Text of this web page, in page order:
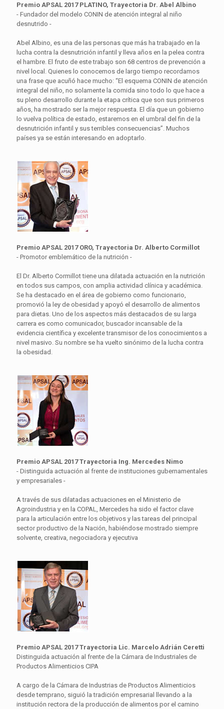
Premio APSAL 2017 PLATINO, Trayectoria Dr. Abel Albino
- Fundador del modelo CONIN de atención integral al niño
desnutrido -
Abel Albino, es una de las personas que más ha trabajado en la
lucha contra la desnutrición infantil y lleva años en la pelea contra
el hambre. El fruto de este trabajo son 68 centros de prevención a
nivel local. Quienes lo conocemos de largo tiempo recordamos
una frase que acuñó hace mucho: “El esquema CONIN de atención
integral del niño, no solamente la comida sino todo lo que hace a
su pleno desarrollo durante la etapa crítica que son sus primeros
años, ha mostrado ser la mejor respuesta. El día que un gobierno
lo vuelva política de estado, estaremos en el umbral del fin de la
desnutrición infantil y sus terribles consecuencias”. Muchos
países ya se están interesando en adoptarlo.
Premio APSAL 2017 ORO, Trayectoria Dr. Alberto Cormillot
- Promotor emblemático de la nutrición -
El Dr. Alberto Cormillot tiene una dilatada actuación en la nutrición
en todos sus campos, con amplia actividad clínica y académica.
Se ha destacado en el área de gobierno como funcionario,
promovió la ley de obesidad y apoyó el desarrollo de alimentos
para dietas. Uno de los aspectos más destacados de su larga
carrera es como comunicador, buscador incansable de la
evidencia científica y excelente transmisor de los conocimientos a
nivel masivo. Su nombre se ha vuelto sinónimo de la lucha contra
la obesidad.
Premio APSAL 2017 Trayectoria Ing. Mercedes Nimo
- Distinguida actuación al frente de instituciones gubernamentales
y empresariales -
A través de sus dilatadas actuaciones en el Ministerio de
Agroindustria y en la COPAL, Mercedes ha sido el factor clave
para la articulación entre los objetivos y las tareas del principal
sector productivo de la Nación, habiéndose mostrado siempre
solvente, creativa, negociadora y ejecutiva
Premio APSAL 2017 Trayectoria Lic. Marcelo Adrián Ceretti
Distinguida actuación al frente de la Cámara de Industriales de
Productos Alimenticios CIPA
A cargo de la Cámara de Industrias de Productos Alimenticios
desde temprano, siguió la tradición empresarial llevando a la
institución rectora de la producción de alimentos por el camino